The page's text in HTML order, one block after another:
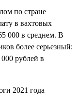
по стране
в вахтовых
000 в среднем. В
более серьезный:
рублей в